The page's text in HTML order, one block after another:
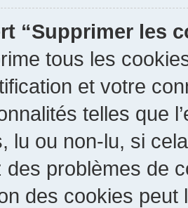
“Supprimer les
tous les
et votre
telles que
lu ou non-lu, si
des problèmes de
des cookies peut